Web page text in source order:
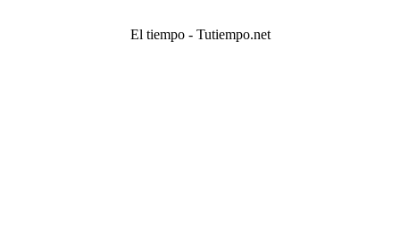
El tiempo - Tutiempo.net